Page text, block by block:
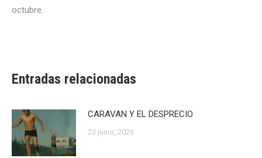
octubre.
Entradas relacionadas
CARAVAN Y EL DESPRECIO
23 junio, 2026